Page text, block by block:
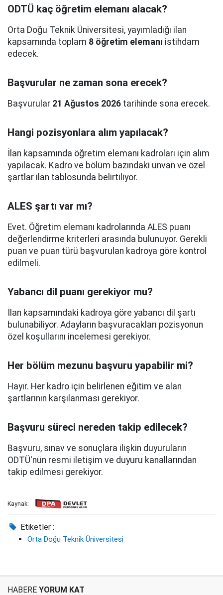
ODTÜ kaç öğretim elemanı alacak?
Orta Doğu Teknik Üniversitesi, yayımladığı ilan
kapsamında toplam 8 öğretim elemanı istihdam
edecek.
Başvurular ne zaman sona erecek?
Başvurular 21 Ağustos 2026 tarihinde sona erecek.
Hangi pozisyonlara alım yapılacak?
İlan kapsamında öğretim elemanı kadroları için alım
yapılacak. Kadro ve bölüm bazındaki unvan ve özel
şartlar ilan tablosunda belirtiliyor.
ALES şartı var mı?
Evet. Öğretim elemanı kadrolarında ALES puanı
değerlendirme kriterleri arasında bulunuyor. Gerekli
puan ve puan türü başvurulan kadroya göre kontrol
edilmeli.
Yabancı dil puanı gerekiyor mu?
İlan kapsamındaki kadroya göre yabancı dil şartı
bulunabiliyor. Adayların başvuracakları pozisyonun
özel koşullarını incelemesi gerekiyor.
Her bölüm mezunu başvuru yapabilir mi?
Hayır. Her kadro için belirlenen eğitim ve alan
şartlarının karşılanması gerekiyor.
Başvuru süreci nereden takip edilecek?
Başvuru, sınav ve sonuçlara ilişkin duyuruların
ODTÜ'nün resmi iletişim ve duyuru kanallarından
takip edilmesi gerekiyor.
Kaynak:
Etiketler :
Orta Doğu Teknik Üniversitesi
HABERE YORUM KAT